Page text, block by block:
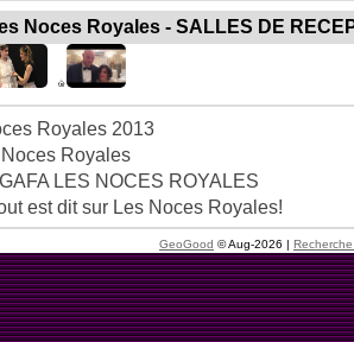
Noces Royales - SALLES DE
Royales 2013
Royales
LES NOCES ROYALES
est dit sur Les Noces Royales!
GeoGood © Aug-2026 |